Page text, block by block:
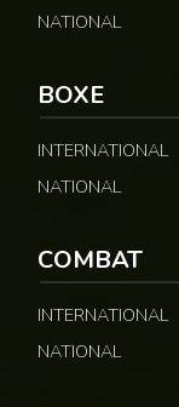
NATIONAL
BOXE
INTERNATIONAL
NATIONAL
COMBAT
INTERNATIONAL
NATIONAL